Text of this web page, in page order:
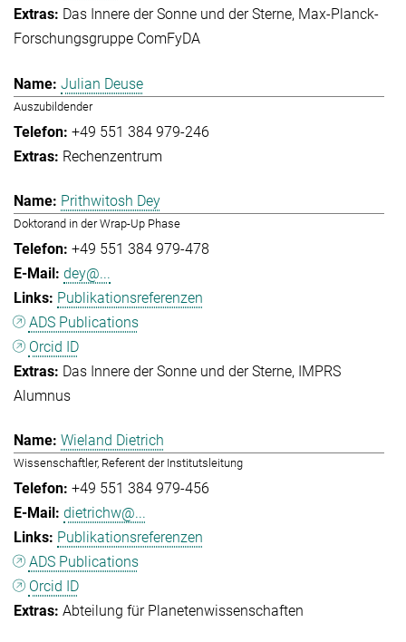
Das Innere der Sonne und der Sterne Max-Planck-
Forschungsgruppe ComFyDA
Julian Deuse
Auszubildender
+49 551 384 979-246
Rechenzentrum
Prithwitosh Dey
Doktorand in der Wrap-Up Phase
+49 551 384 979-478
dey@...
Publikationsreferenzen
ADS Publications
Orcid ID
Das Innere der Sonne und der Sterne IMPRS
Alumnus
Wieland Dietrich
Wissenschaftler, Referent der Institutsleitung
+49 551 384 979-456
dietrichw@...
Publikationsreferenzen
ADS Publications
Orcid ID
Abteilung für Planetenwissenschaften